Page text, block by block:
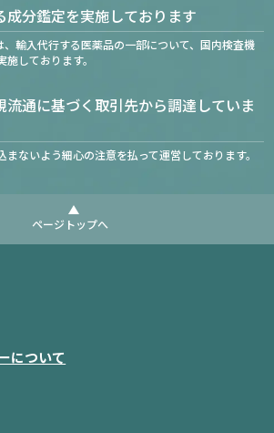
成分鑑定を実施しております
、輸入代行する医薬品の一部について、国内検査機
しております。
流通に基づく取引先から調達していま
ないよう細心の注意を払って運営しております。
ページトップへ
について